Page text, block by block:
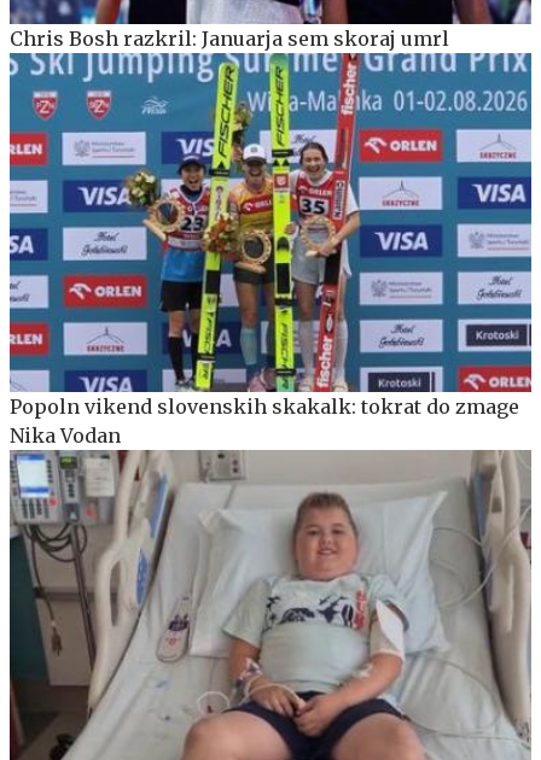
Chris Bosh razkril: Januarja sem skoraj umrl
Popoln vikend slovenskih skakalk: tokrat do zmage
Nika Vodan